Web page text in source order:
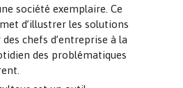
société exemplaire. Ce
d’illustrer les solutions
chefs d’entreprise à la
des problématiques